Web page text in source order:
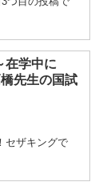
在学中に
先生の国試
セザキングで